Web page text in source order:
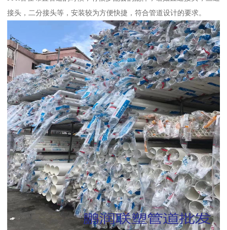
接头，二分接头等，安装较为方便快捷，符合管道设计的要求。